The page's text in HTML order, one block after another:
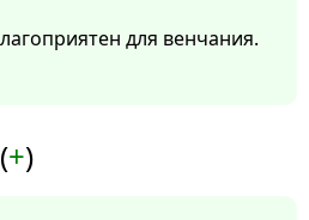
для венчания.
+)